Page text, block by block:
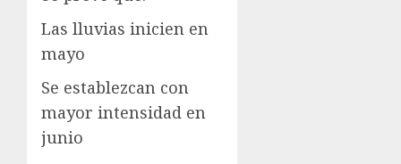
Las lluvias inicien en
mayo
Se establezcan con
mayor intensidad en
junio